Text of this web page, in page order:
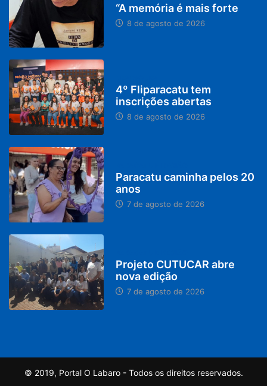
“A memória é mais forte
8 de agosto de 2026
4º Fliparacatu tem
inscrições abertas
8 de agosto de 2026
Paracatu caminha pelos 20
anos
7 de agosto de 2026
Projeto CUTUCAR abre
nova edição
7 de agosto de 2026
© 2019, Portal O Labaro - Todos os direitos reservados.